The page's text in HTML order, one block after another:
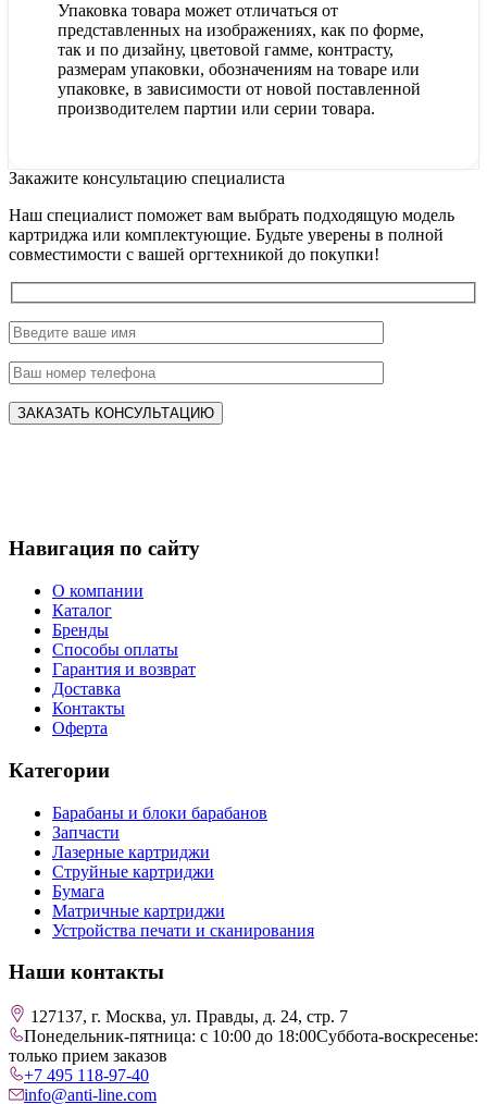
Упаковка товара может отличаться от
представленных на изображениях, как по форме,
так и по дизайну, цветовой гамме, контрасту,
размерам упаковки, обозначениям на товаре или
упаковке, в зависимости от новой поставленной
производителем партии или серии товара.
Закажите консультацию специалиста
Наш специалист поможет вам выбрать подходящую модель
картриджа или комплектующие. Будьте уверены в полной
совместимости с вашей оргтехникой до покупки!
Навигация по сайту
О компании
Каталог
Бренды
Способы оплаты
Гарантия и возврат
Доставка
Контакты
Оферта
Категории
Барабаны и блоки барабанов
Запчасти
Лазерные картриджи
Струйные картриджи
Бумага
Матричные картриджи
Устройства печати и сканирования
Наши контакты
127137, г. Москва, ул. Правды, д. 24, стр. 7
Понедельник-пятница: с 10:00 до 18:00Суббота-воскресенье:
только прием заказов
+7 495 118-97-40
info@anti-line.com